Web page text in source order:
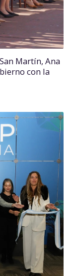
Martín, Ana
con la